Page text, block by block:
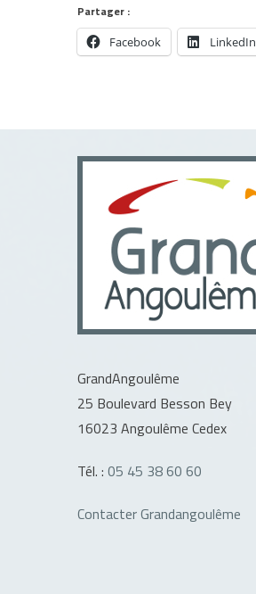
Partager :
Facebook LinkedIn
GrandAngoulême
25 Boulevard Besson Bey
16023 Angoulême Cedex
Tél. :05 45 38 60 60
Contacter Grandangoulême